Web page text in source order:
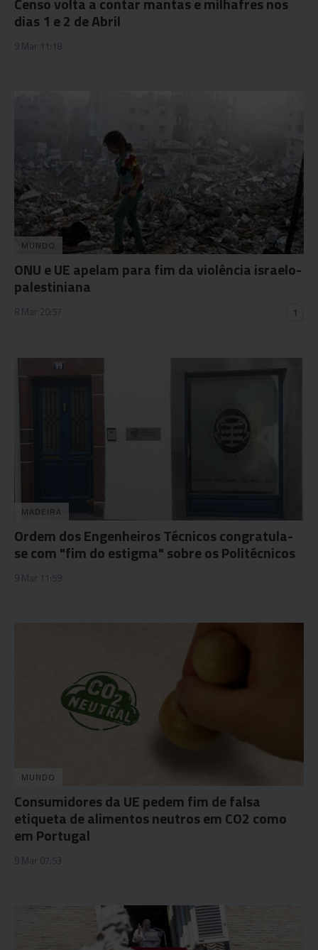
dias 1 e 2 de Abril
9 Mar 11:18
MUNDO
ONU e UE apelam para fim da violência israelo-
palestiniana
8 Mar 20:57 1
MADEIRA
Ordem dos Engenheiros Técnicos congratula-
se com "fim do estigma" sobre os Politécnicos
9 Mar 11:59
MUNDO
Consumidores da UE pedem fim de falsa
etiqueta de alimentos neutros em CO2 como
em Portugal
9 Mar 07:53